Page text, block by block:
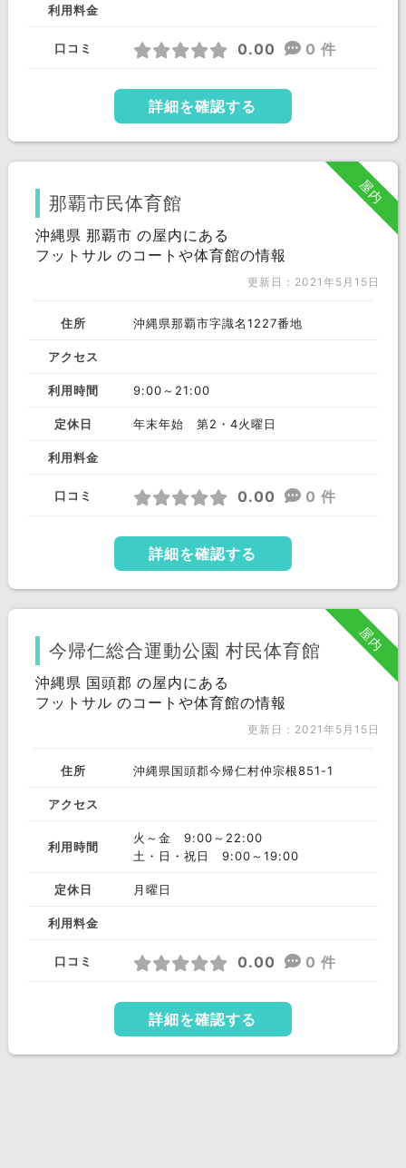
利用料金
口コミ 0.00 0 件
詳細を確認する
屋内
那覇市民体育館
沖縄県 那覇市 の屋内にある
フットサル のコートや体育館の情報
更新日：2021年5月15日
住所 沖縄県那覇市字識名1227番地
アクセス
利用時間 9:00～21:00
定休日 年末年始 第2・4火曜日
利用料金
口コミ 0.00 0 件
詳細を確認する
屋内
今帰仁総合運動公園 村民体育館
沖縄県 国頭郡 の屋内にある
フットサル のコートや体育館の情報
更新日：2021年5月15日
住所 沖縄県国頭郡今帰仁村仲宗根851-1
アクセス
利用時間
火～金 9:00～22:00
土・日・祝日 9:00～19:00
定休日 月曜日
利用料金
口コミ 0.00 0 件
詳細を確認する